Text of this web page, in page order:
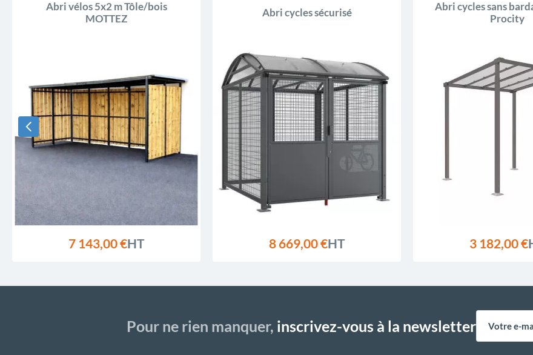
Abri vélos 5x2 m Tôle/bois
MOTTEZ
7 143,00 €HT
Abri cycles sécurisé
8 669,00 €HT
Abri cycles sans
Procity
3 182,00 €
Pour ne rien manquer, inscrivez-vous à la newsletter